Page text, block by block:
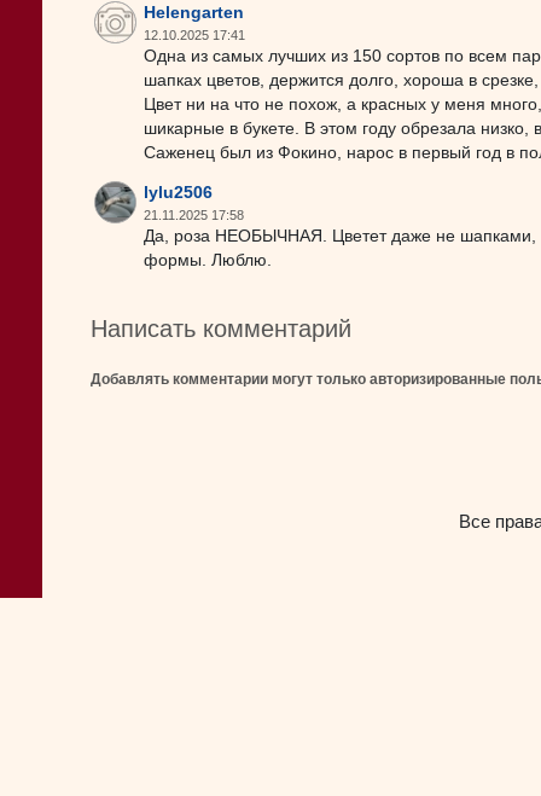
Helengarten
12.10.2025 17:41
Одна из самых лучших из 150 сортов по всем
шапках цветов, держится долго, хороша в
Цвет ни на что не похож, а красных у меня
шикарные в букете. В этом году обрезала
Саженец был из Фокино, нарос в первый год в
lylu2506
21.11.2025 17:58
Да, роза НЕОБЫЧНАЯ. Цветет даже не шапками,
формы. Люблю.
Написать комментарий
Добавлять комментарии могут только авторизированные
Все